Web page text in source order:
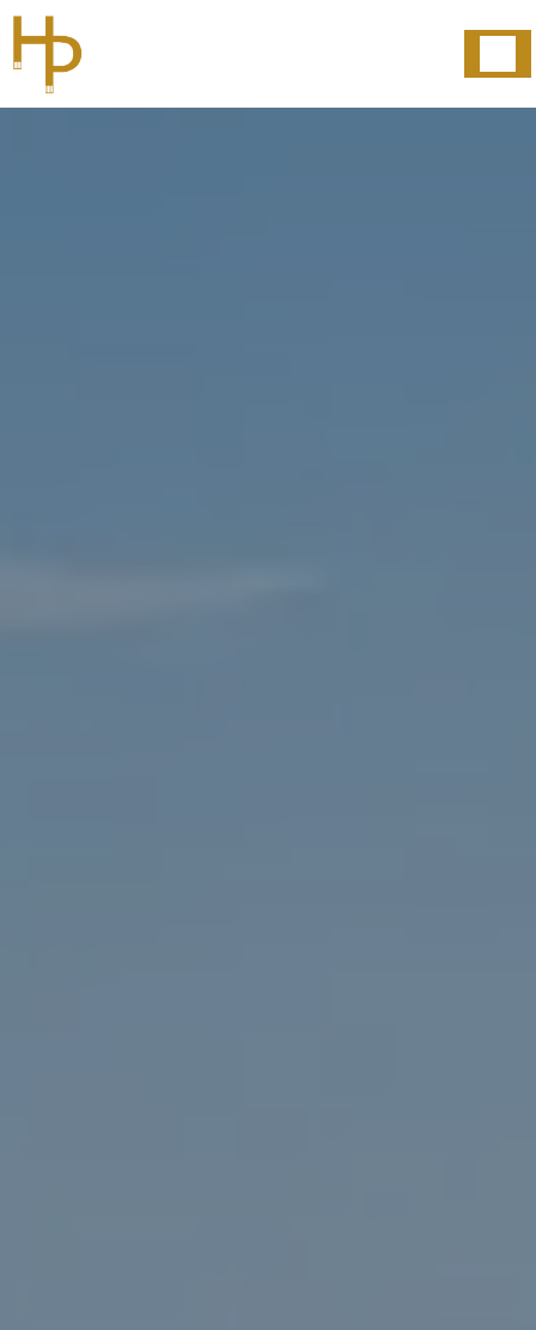
Panneau de gestion des cookies